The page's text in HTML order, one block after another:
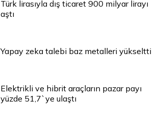
Türk lirasıyla dış ticaret 900 milyar lirayı
aştı
Yapay zeka talebi baz metalleri yükseltti
Elektrikli ve hibrit araçların pazar payı
yüzde 51,7`ye ulaştı